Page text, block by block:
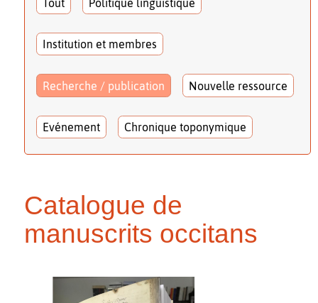
Tout Politique linguistique
Institution et membres
Recherche / publication Nouvelle ressource
Evénement Chronique toponymique
Catalogue de
manuscrits occitans